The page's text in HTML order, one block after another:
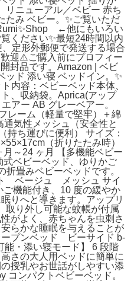
リニューアル／ベビー 赤ち
たみ ベビー。✨ご覧いただ
←他にもいろい
ください✨最短24時間以内
定形外郵便で発送する場合
迎⚠️ご購入前にプロフィー
封品です。Amazon | ベビ
ッド 添い寝 ベッドイン。✨
内容：ベビーベッド本体、
、収納袋。Aprica(アップ
アー AB グレーベアー。
レーム（軽量で堅牢）＋綿
気性メッシュ（安全性と
持ち運びに便利） サイズ：
（折りたたみ時）
～24 ヶ月 【多機能ベビー
ベビーベッド、ゆりかご
畳みベビーベッドです。
ベージュ メッシュ サイ
機能付き、10 度の緩やか
りへと導きます。アップリ
り外し可能な蚊帳が付属
がよく、赤ちゃんを虫刺さ
らかな睡眠を与えることが
プンベッド ビーサイド b-
能・添い寝モード】 6 段階
さの大人用ベッドに簡単に
授乳やお世話がしやすい添
コンパクトベビーベッド。